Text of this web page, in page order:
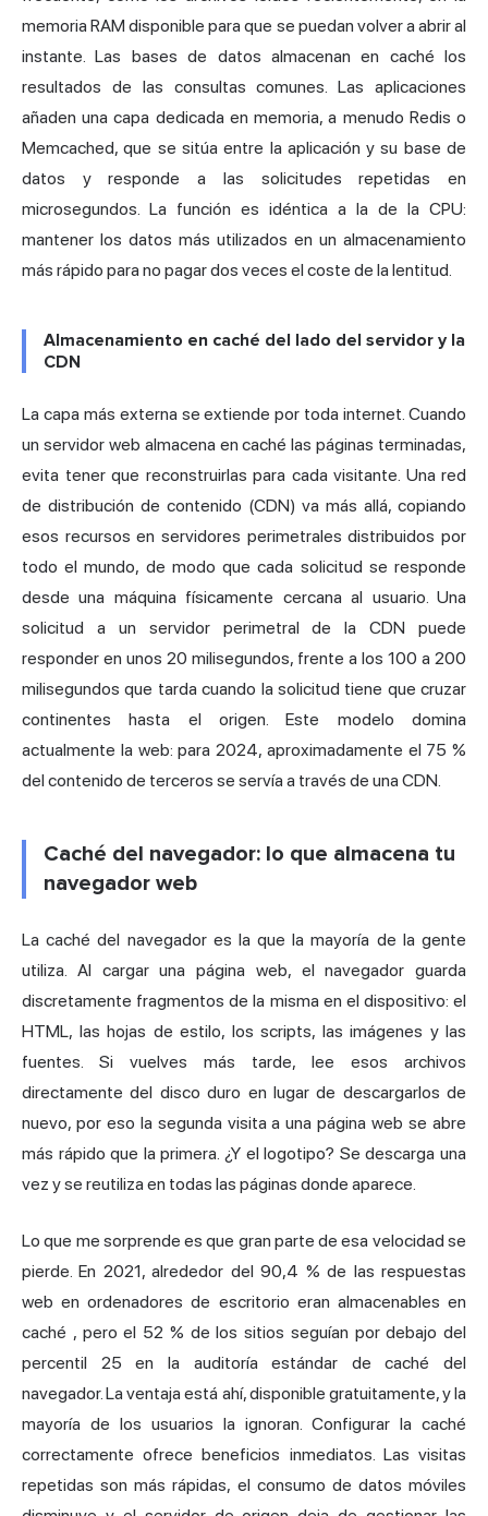
memoria RAM disponible para que se puedan volver a abrir al
instante. Las bases de datos almacenan en caché los
resultados de las consultas comunes. Las aplicaciones
añaden una capa dedicada en memoria, a menudo Redis o
Memcached, que se sitúa entre la aplicación y su base de
datos y responde a las solicitudes repetidas en
microsegundos. La función es idéntica a la de la CPU:
mantener los datos más utilizados en un almacenamiento
más rápido para no pagar dos veces el coste de la lentitud.
Almacenamiento en caché del lado del servidor y la
CDN
La capa más externa se extiende por toda internet. Cuando
un servidor web almacena en caché las páginas terminadas,
evita tener que reconstruirlas para cada visitante. Una red
de distribución de contenido (CDN) va más allá, copiando
esos recursos en servidores perimetrales distribuidos por
todo el mundo, de modo que cada solicitud se responde
desde una máquina físicamente cercana al usuario. Una
solicitud a un servidor perimetral de la CDN puede
responder en unos 20 milisegundos, frente a los 100 a 200
milisegundos que tarda cuando la solicitud tiene que cruzar
continentes hasta el origen. Este modelo domina
actualmente la web: para 2024, aproximadamente el 75 %
del contenido de terceros se servía a través de una CDN.
Caché del navegador: lo que almacena tu
navegador web
La caché del navegador es la que la mayoría de la gente
utiliza. Al cargar una página web, el navegador guarda
discretamente fragmentos de la misma en el dispositivo: el
HTML, las hojas de estilo, los scripts, las imágenes y las
fuentes. Si vuelves más tarde, lee esos archivos
directamente del disco duro en lugar de descargarlos de
nuevo, por eso la segunda visita a una página web se abre
más rápido que la primera. ¿Y el logotipo? Se descarga una
vez y se reutiliza en todas las páginas donde aparece.
Lo que me sorprende es que gran parte de esa velocidad se
pierde. En 2021, alrededor del90,4 % de las respuestas
web en ordenadores de escritorio eran almacenables en
caché , pero el 52 % de los sitios seguían por debajo del
percentil 25 en la auditoría estándar de caché del
navegador. La ventaja está ahí, disponible gratuitamente, y la
mayoría de los usuarios la ignoran. Configurar la caché
correctamente ofrece beneficios inmediatos. Las visitas
repetidas son más rápidas, el consumo de datos móviles